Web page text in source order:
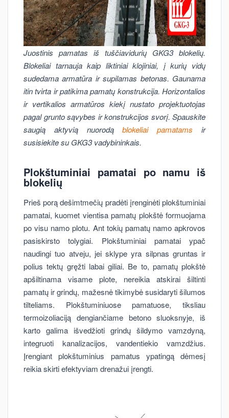
Juostinis pamatas iš tuščiavidurių GKG3 blokelių.
Blokeliai tarnauja kaip liktiniai klojiniai, į kurių vidų
sudedama armatūra ir supilamas betonas. Gaunama
itin tvirta ir patikima pamatų konstrukcija. Horizontalios
ir vertikalios armatūros kiekį nustato projektuotojas
pagal grunto sąvybes ir konstrukcijos svorį. Spauskite
saugią aktyvią nuorodąblokeliai pamatams ir
susisiekite su GKG3 vadybininkais.
Plokštuminiai pamatai po namu iš
blokelių
Prieš porą dešimtmečių pradėti įrenginėti plokštuminiai
pamatai, kuomet vientisa pamatų plokštė formuojama
po visu namo plotu. Ant tokių pamatų namo apkrovos
pasiskirsto tolygiai. Plokštuminiai pamatai ypač
naudingi tuo atveju, jei sklype yra silpnas gruntas ir
polius tektų gręžti labai giliai. Be to, pamatų plokštė
apšiltinama visame plote, nereikia atskirai šiltinti
pamatų ir grindų, mažesnė tikimybė susidaryti šilumos
tilteliams. Plokštuminiuose pamatuose, tiksliau
termoizoliaciją dengiančiame betono sluoksnyje, iš
karto galima išvedžioti grindų šildymo vamzdyną,
integruoti kanalizacijos, vandentiekio vamzdžius.
Įrengiant plokštuminius pamatus ypatingą dėmesį
reikia skirti efektyviam drenažui įrengti.